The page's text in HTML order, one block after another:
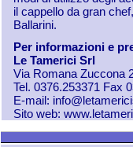
il cappello da gran
Ballarini.
Per informazioni e
Le Tamerici Srl
Via Romana Zuccona
Tel. 0376.253371 Fax
E-mail:
Sito web: